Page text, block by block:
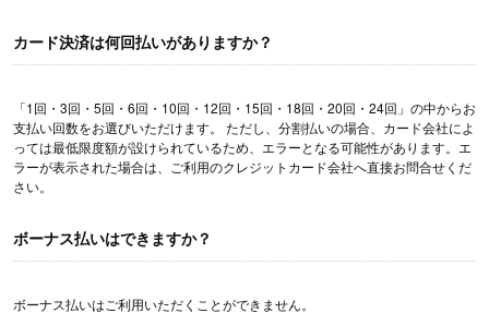
カード決済は何回払いがありますか？
「1回・3回・5回・6回・10回・12回・15回・18回・20回・24回」の中からお
支払い回数をお選びいただけます。 ただし、分割払いの場合、カード会社によ
っては最低限度額が設けられているため、エラーとなる可能性があります。エ
ラーが表示された場合は、ご利用のクレジットカード会社へ直接お問合せくだ
さい。
ボーナス払いはできますか？
ボーナス払いはご利用いただくことができません。